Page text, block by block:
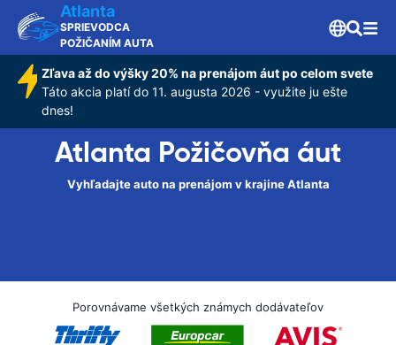
Atlanta
SPRIEVODCA
POŽIČANÍM AUTA
Zľava až do výšky 20% na prenájom áut po celom svete
Táto akcia platí do 11. augusta 2026 - využite ju ešte
dnes!
Atlanta Požičovňa áut
Vyhľadajte auto na prenájom v krajine Atlanta
Porovnávame všetkých známych dodávateľov